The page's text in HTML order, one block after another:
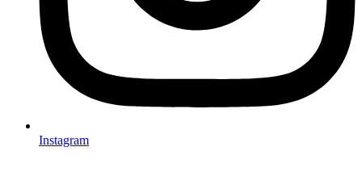
Instagram